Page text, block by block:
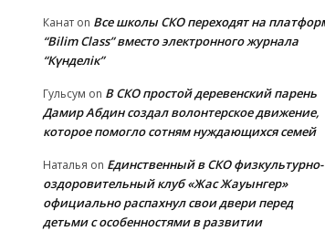
Канат on Все школы СКО переходят на
“Bilim Class” вместо электронного журнала
“Күнделік”
Гульсум on В СКО простой деревенский парень
Дамир Абдин создал волонтерское движение,
которое помогло сотням нуждающихся семей
Наталья on Единственный в СКО физкультурно-
оздоровительный клуб «Жас Жауынгер»
официально распахнул свои двери перед
детьми с особенностями в развитии